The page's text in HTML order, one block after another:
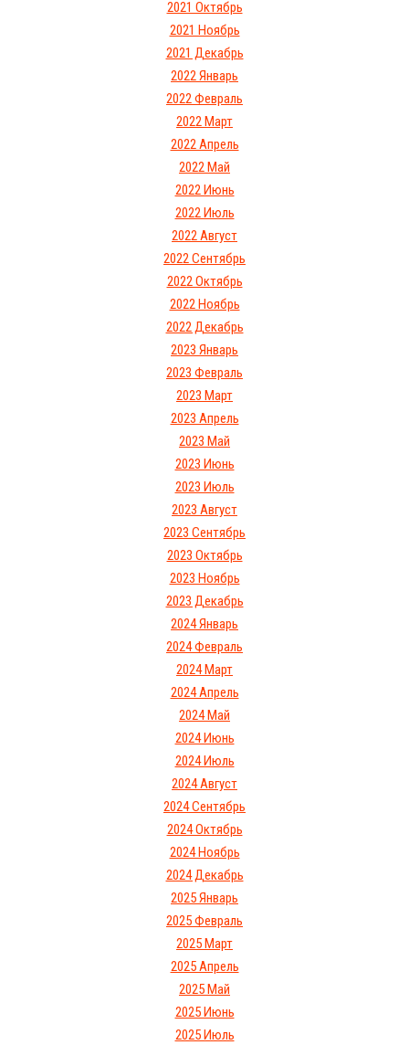
2021 Октябрь
2021 Ноябрь
2021 Декабрь
2022 Январь
2022 Февраль
2022 Март
2022 Апрель
2022 Май
2022 Июнь
2022 Июль
2022 Август
2022 Сентябрь
2022 Октябрь
2022 Ноябрь
2022 Декабрь
2023 Январь
2023 Февраль
2023 Март
2023 Апрель
2023 Май
2023 Июнь
2023 Июль
2023 Август
2023 Сентябрь
2023 Октябрь
2023 Ноябрь
2023 Декабрь
2024 Январь
2024 Февраль
2024 Март
2024 Апрель
2024 Май
2024 Июнь
2024 Июль
2024 Август
2024 Сентябрь
2024 Октябрь
2024 Ноябрь
2024 Декабрь
2025 Январь
2025 Февраль
2025 Март
2025 Апрель
2025 Май
2025 Июнь
2025 Июль